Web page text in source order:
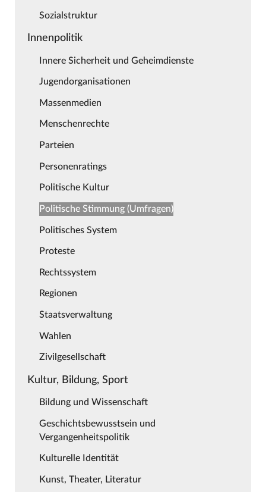
Sozialstruktur
Innenpolitik
Innere Sicherheit und Geheimdienste
Jugendorganisationen
Massenmedien
Menschenrechte
Parteien
Personenratings
Politische Kultur
Politische Stimmung (Umfragen)
Politisches System
Proteste
Rechtssystem
Regionen
Staatsverwaltung
Wahlen
Zivilgesellschaft
Kultur, Bildung, Sport
Bildung und Wissenschaft
Geschichtsbewusstsein und
Vergangenheitspolitik
Kulturelle Identität
Kunst, Theater, Literatur